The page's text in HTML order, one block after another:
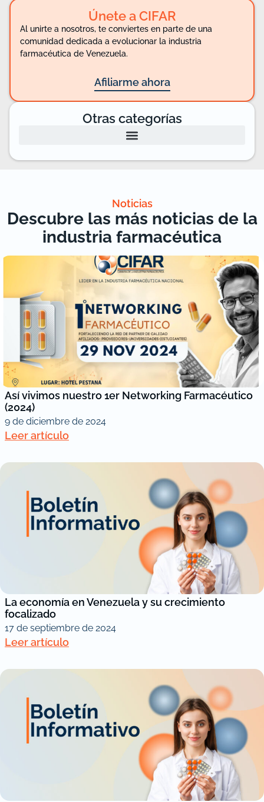
Únete a CIFAR
Al unirte a nosotros, te conviertes en parte de una
comunidad dedicada a evolucionar la industria
farmacéutica de Venezuela.
Afiliarme ahora
Otras categorías
Noticias
Descubre las más noticias de la
industria farmacéutica
Así vivimos nuestro 1er Networking Farmacéutico
(2024)
9 de diciembre de 2024
Leer artículo
La economía en Venezuela y su crecimiento
focalizado
17 de septiembre de 2024
Leer artículo